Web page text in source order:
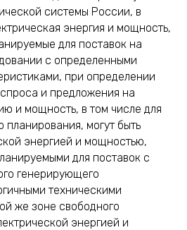
системы России, в
энергия и мощность,
для поставок на
с определенными
при определении
и предложения на
и мощность, в том числе для
планирования, могут быть
энергией и мощностью,
для поставок с
генерирующего
техническими
же зоне свободного
энергией и